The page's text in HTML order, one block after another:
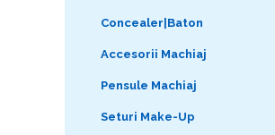
Concealer|Baton
Accesorii Machiaj
Pensule Machiaj
Seturi Make-Up